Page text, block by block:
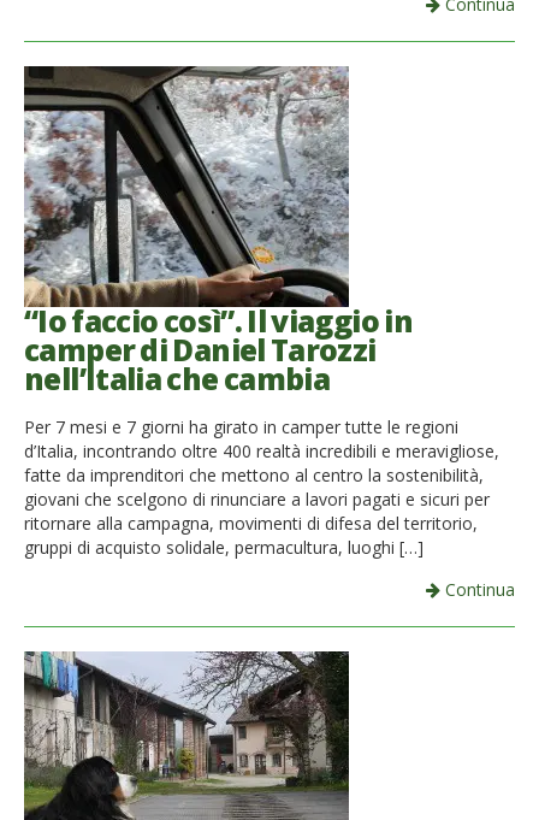
“Io faccio così”. Il viaggio in
camper di Daniel Tarozzi
nell’Italia che cambia
Per 7 mesi e 7 giorni ha girato in camper tutte le regioni
d’Italia, incontrando oltre 400 realtà incredibili e meravigliose,
fatte da imprenditori che mettono al centro la sostenibilità,
giovani che scelgono di rinunciare a lavori pagati e sicuri per
ritornare alla campagna, movimenti di difesa del territorio,
gruppi di acquisto solidale, permacultura, luoghi […]
Continua